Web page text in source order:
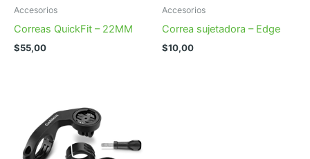
Accesorios
Correas QuickFit – 22MM
$55,00
Accesorios
Correa sujetadora – Edge
$10,00